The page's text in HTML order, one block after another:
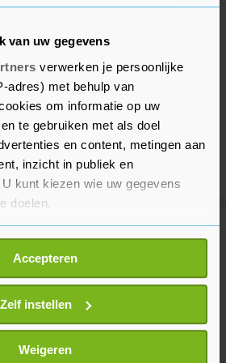
van uw gegevens
verwerken je persoonlijke
adres) met behulp van
om informatie op uw
te gebruiken met als doel
en content, metingen aan
inzicht in publiek en
kunt kiezen wie uw gegevens
doelen.
we ook graag:
over uw geografische
paar meter nauwkeurig kan zijn
door het actief te
eigenschappen (fingerprinting)
persoonlijke gegevens worden
Accepteren
Zelf instellen
Weigeren